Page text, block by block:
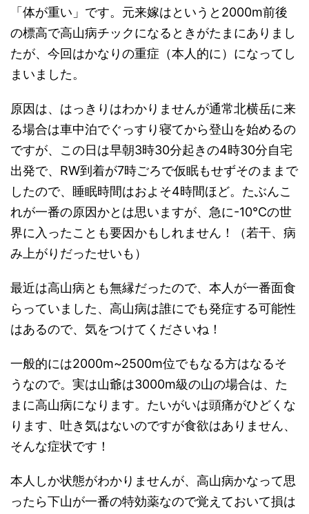
「体が重い」です。元来嫁はというと2000m前後
の標高で高山病チックになるときがたまにありまし
たが、今回はかなりの重症（本人的に）になってし
まいました。
原因は、はっきりはわかりませんが通常北横岳に来
る場合は車中泊でぐっすり寝てから登山を始めるの
ですが、この日は早朝3時30分起きの4時30分自宅
出発で、RW到着が7時ごろで仮眠もせずそのままで
したので、睡眠時間はおよそ4時間ほど。たぶんこ
れが一番の原因かとは思いますが、急に-10℃の世
界に入ったことも要因かもしれません！（若干、病
み上がりだったせいも）
最近は高山病とも無縁だったので、本人が一番面食
らっていました、高山病は誰にでも発症する可能性
はあるので、気をつけてくださいね！
一般的には2000m~2500m位でもなる方はなるそ
うなので。実は山爺は3000m級の山の場合は、た
まに高山病になります。たいがいは頭痛がひどくな
ります、吐き気はないのですが食欲はありません、
そんな症状です！
本人しか状態がわかりませんが、高山病かなって思
ったら下山が一番の特効薬なので覚えておいて損は